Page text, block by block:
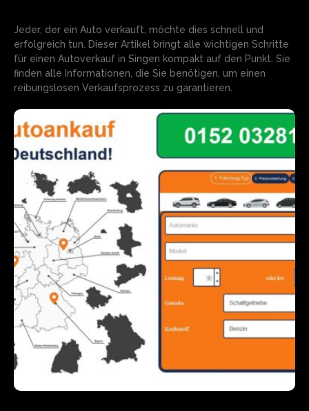
Jeder, der ein Auto verkauft, möchte dies schnell und
erfolgreich tun. Dieser Artikel bringt alle wichtigen Schritte
für einen Autoverkauf in Singen kompakt auf den Punkt. Sie
finden alle Informationen, die Sie benötigen, um einen
reibungslosen Verkaufsprozess zu garantieren.